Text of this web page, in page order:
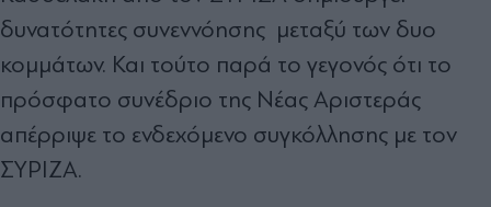
δυνατότητες συνεννόησης μεταξύ των δυο
κομμάτων. Και τούτο παρά το γεγονός ότι το
πρόσφατο συνέδριο της Νέας Αριστεράς
απέρριψε το ενδεχόμενο συγκόλλησης με τον
ΣΥΡΙΖΑ.